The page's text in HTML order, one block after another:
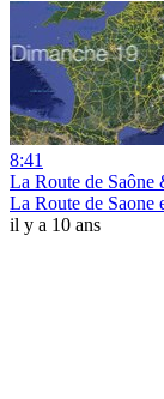
8:41
La Route de
La Route de Saone
il y a 10 ans